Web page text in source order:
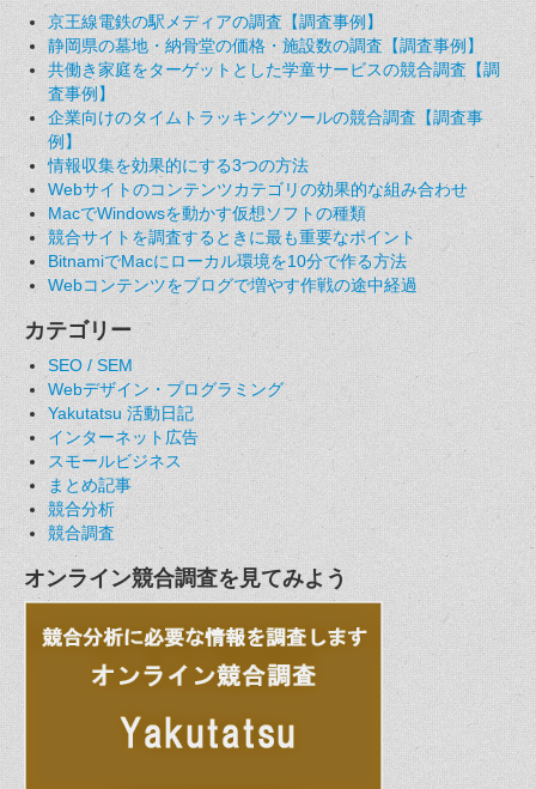
京王線電鉄の駅メディアの調査【調査事例】
静岡県の墓地・納骨堂の価格・施設数の調査【調査事例】
共働き家庭をターゲットとした学童サービスの競合調査【調
査事例】
企業向けのタイムトラッキングツールの競合調査【調査事
例】
情報収集を効果的にする3つの方法
Webサイトのコンテンツカテゴリの効果的な組み合わせ
MacでWindowsを動かす仮想ソフトの種類
競合サイトを調査するときに最も重要なポイント
BitnamiでMacにローカル環境を10分で作る方法
Webコンテンツをブログで増やす作戦の途中経過
カテゴリー
SEO / SEM
Webデザイン・プログラミング
Yakutatsu 活動日記
インターネット広告
スモールビジネス
まとめ記事
競合分析
競合調査
オンライン競合調査を見てみよう